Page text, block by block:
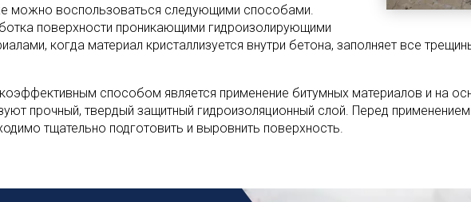
можно воспользоваться следующими способами.
поверхности проникающими гидроизолирующими
когда материал кристаллизуется внутри бетона, заполняет все
способом является применение битумных материалов и на
прочный, твердый защитный гидроизоляционный слой. Перед
тщательно подготовить и выровнить поверхность.